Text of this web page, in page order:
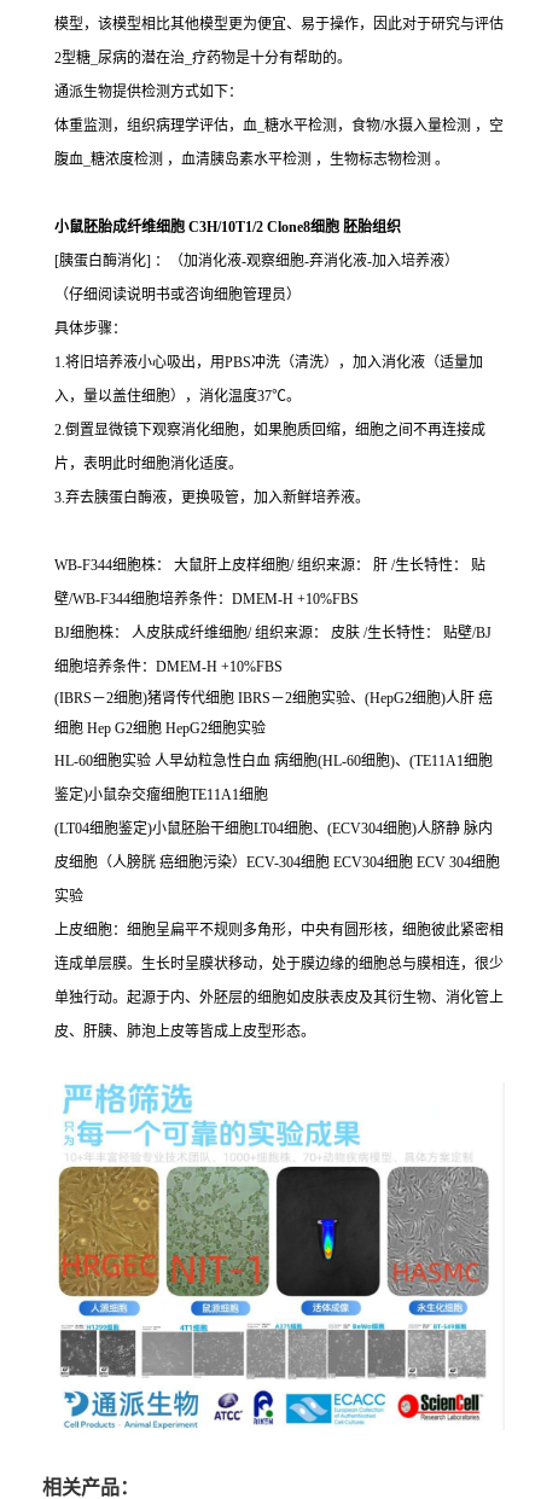
模型，该模型相比其他模型更为便宜、易于操作，因此对于研究与评估
2型糖_尿病的潜在治_疗药物是十分有帮助的。
通派生物提供检测方式如下：
体重监测，组织病理学评估，血_糖水平检测，食物/水摄入量检测 ，空
腹血_糖浓度检测 ，血清胰岛素水平检测 ，生物标志物检测 。
小鼠胚胎成纤维细胞 C3H/10T1/2 Clone8细胞 胚胎组织
[胰蛋白酶消化] ：（加消化液-观察细胞-弃消化液-加入培养液）
（仔细阅读说明书或咨询细胞管理员）
具体步骤：
1.将旧培养液小心吸出，用PBS冲洗（清洗），加入消化液（适量加
入，量以盖住细胞），消化温度37℃。
2.倒置显微镜下观察消化细胞，如果胞质回缩，细胞之间不再连接成
片，表明此时细胞消化适度。
3.弃去胰蛋白酶液，更换吸管，加入新鲜培养液。
WB-F344细胞株： 大鼠肝上皮样细胞/ 组织来源： 肝 /生长特性： 贴
壁/WB-F344细胞培养条件：DMEM-H +10%FBS
BJ细胞株： 人皮肤成纤维细胞/ 组织来源： 皮肤 /生长特性： 贴壁/BJ
细胞培养条件：DMEM-H +10%FBS
(IBRS－2细胞)猪肾传代细胞 IBRS－2细胞实验、(HepG2细胞)人肝 癌
细胞 Hep G2细胞 HepG2细胞实验
HL-60细胞实验 人早幼粒急性白血 病细胞(HL-60细胞)、(TE11A1细胞
鉴定)小鼠杂交瘤细胞TE11A1细胞
(LT04细胞鉴定)小鼠胚胎干细胞LT04细胞、(ECV304细胞)人脐静 脉内
皮细胞（人膀胱 癌细胞污染）ECV-304细胞 ECV304细胞 ECV 304细胞
实验
上皮细胞：细胞呈扁平不规则多角形，中央有圆形核，细胞彼此紧密相
连成单层膜。生长时呈膜状移动，处于膜边缘的细胞总与膜相连，很少
单独行动。起源于内、外胚层的细胞如皮肤表皮及其衍生物、消化管上
皮、肝胰、肺泡上皮等皆成上皮型形态。
相关产品：